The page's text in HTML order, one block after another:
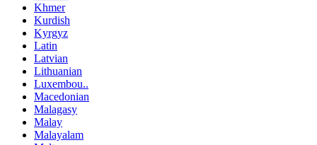
Khmer
Kurdish
Kyrgyz
Latin
Latvian
Lithuanian
Luxembou..
Macedonian
Malagasy
Malay
Malayalam